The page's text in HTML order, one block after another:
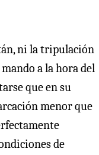
ni la tripulación
a la hora del
que en su
menor que
de